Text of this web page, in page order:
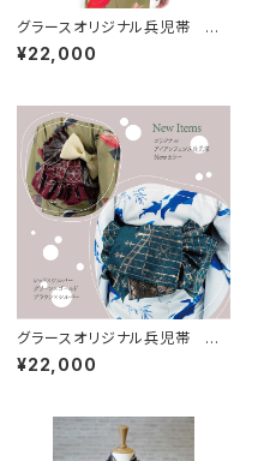
グラースオリジナル兵児帯 ア
イアンフェンス ブラウン×シル
バー ポリエステル100％
¥22,000
グラースオリジナル兵児帯 ア
イアンフェンス レッド×シルバ
ー ポリエステル100％
¥22,000